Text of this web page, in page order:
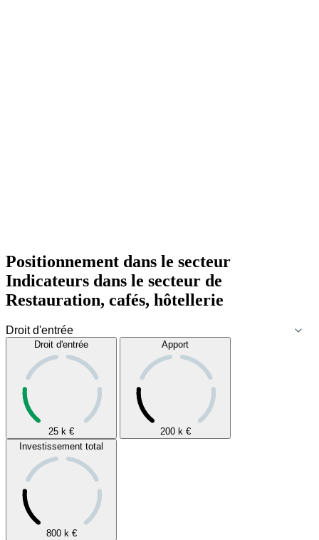
Positionnement dans le secteur
Indicateurs dans le secteur de
Restauration, cafés, hôtellerie
Droit d'entrée
25 k €
Apport
200 k €
Investissement total
800 k €